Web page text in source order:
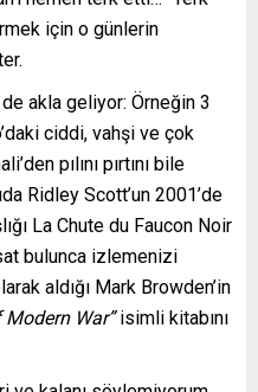
için o günlerin
de akla geliyor: Örneğin 3
ciddi, vahşi ve çok
pılını pırtını bile
Ridley Scott’un 2001’de
La Chute du Faucon Noir
bulunca izlemenizi
aldığı Mark Browden’in
War”isimli kitabını